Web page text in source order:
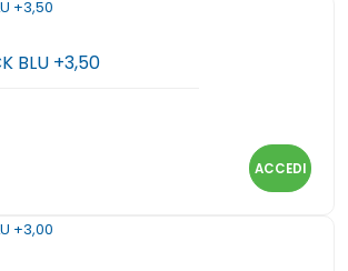
BLU +3,50
ACCEDI